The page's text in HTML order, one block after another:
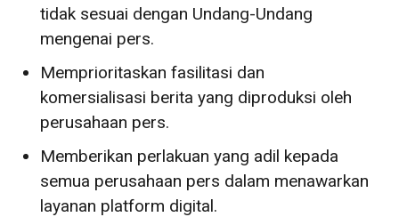
tidak sesuai dengan Undang-Undang
mengenai pers.
Memprioritaskan fasilitasi dan
komersialisasi berita yang diproduksi oleh
perusahaan pers.
Memberikan perlakuan yang adil kepada
semua perusahaan pers dalam menawarkan
layanan platform digital.